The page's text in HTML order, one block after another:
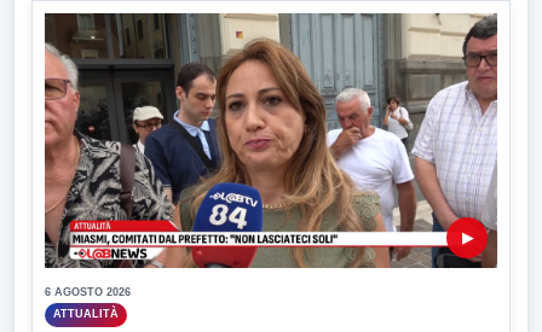
▶
6 AGOSTO 2026
ATTUALITÀ